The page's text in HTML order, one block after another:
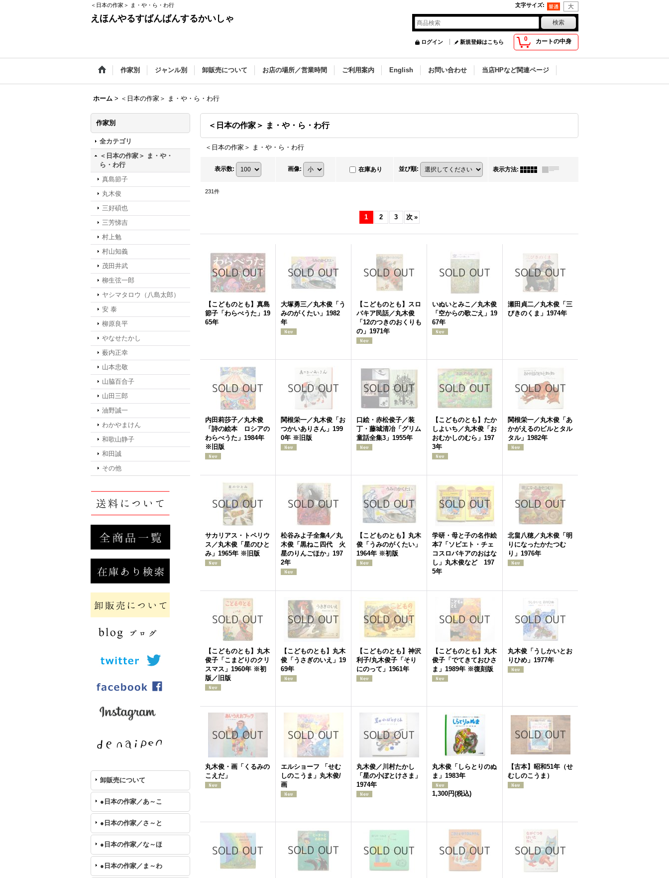
＜日本の作家＞ ま・や・ら・わ行 文字サイズ:
えほんやるすばんばんするかいしゃ
0 カートの中身
ログイン 新規登録はこちら
作家別 ジャンル別 卸販売について お店の場所／営業時間 ご利用案内 English お問い合わせ 当店HPなど関連ページ
ホーム > ＜日本の作家＞ ま・や・ら・わ行
作家別
全カテゴリ
＜日本の作家＞ ま・や・
ら・わ行
真島節子
丸木俊
三好碩也
三芳悌吉
村上勉
村山知義
茂田井武
柳生弦一郎
ヤシマタロウ（八島太郎）
安 泰
柳原良平
やなせたかし
薮内正幸
山本忠敬
山脇百合子
山田三郎
油野誠一
わかやまけん
和歌山静子
和田誠
その他
卸販売について
●日本の作家／あ～こ
●日本の作家／さ～と
●日本の作家／な～ほ
●日本の作家／ま～わ
＜日本の作家＞ ま・や・ら・わ行
＜日本の作家＞ ま・や・ら・わ行
表示数: 画像: 在庫あり 並び順: 表示方法:
231件
1 2 3 次 »
【こどものとも】真島
節子「わらべうた」19
65年
大塚勇三／丸木俊「う
みのがくたい」1982
年
【こどものとも】スロ
バキア民話／丸木俊
「12のつきのおくりも
の」1971年
いぬいとみこ／丸木俊
「空からの歌ごえ」19
67年
瀬田貞二／丸木俊「三
びきのくま」1974年
内田莉莎子／丸木俊
「詩の絵本 ロシアの
わらべうた」1984年
※旧版
関根栄一／丸木俊「お
つかいありさん」199
0年 ※旧版
口絵・赤松俊子／装
丁・藤城清冶「グリム
童話全集3」1955年
【こどものとも】たか
しよいち／丸木俊「お
おむかしのむら」197
3年
関根栄一／丸木俊「あ
かがえるのビルとタル
タル」1982年
サカリアス・トペリウ
ス／丸木俊「星のひと
み」1965年 ※旧版
松谷みよ子全集4／丸
木俊「黒ねこ四代 火
星のりんごほか」197
2年
【こどものとも】丸木
俊「うみのがくたい」
1964年 ※初版
学研・母と子の名作絵
本7「ソビエト・チェ
コスロバキアのおはな
し」丸木俊など 197
5年
北畠八穂／丸木俊「明
りになったかたつむ
り」1976年
【こどものとも】丸木
俊子「こまどりのクリ
スマス」1960年 ※初
版／旧版
【こどものとも】丸木
俊「うさぎのいえ」19
69年
【こどものとも】神沢
利子/丸木俊子「そり
にのって」1961年
【こどものとも】丸木
俊子「でてきておひさ
ま」1989年 ※復刻版
丸木俊「うしかいとお
りひめ」1977年
丸木俊・画「くるみの
こえだ」
エルショーフ 「せむ
しのこうま」丸木俊/
画
丸木俊／川村たかし
「星の小ぼとけさま」
1974年
丸木俊「しらとりのぬ
ま」1983年
1,300円(税込)
【古本】昭和51年（せ
むしのこうま）